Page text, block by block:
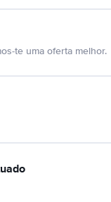
te uma oferta melhor.